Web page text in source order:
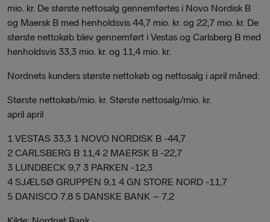
mio. kr. De største nettosalg gennemførtes i Novo Nordisk B
og Maersk B med henholdsvis 44,7 mio. kr. og 22,7 mio. kr. De
største nettokøb blev gennemført i Vestas og Carlsberg B med
henholdsvis 33,3 mio. kr. og 11,4 mio. kr.
Nordnets kunders største nettokøb og nettosalg i april måned:
Største nettokøb/mio. kr. Største nettosalg/mio. kr.
april april
1 VESTAS 33,3 1 NOVO NORDISK B -44,7
2 CARLSBERG B 11,4 2 MAERSK B -22,7
3 LUNDBECK 9,7 3 PARKEN -12,3
4 SJÆLSØ GRUPPEN 9,1 4 GN STORE NORD -11,7
5 DANISCO 7,8 5 DANSKE BANK – 7,2